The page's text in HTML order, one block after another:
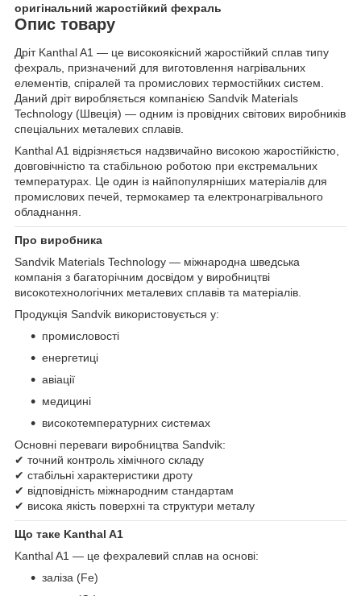
оригінальний жаростійкий фехраль
Опис товару
Дріт Kanthal A1 — це високоякісний жаростійкий сплав типу
фехраль, призначений для виготовлення нагрівальних
елементів, спіралей та промислових термостійких систем.
Даний дріт виробляється компанією Sandvik Materials
Technology (Швеція) — одним із провідних світових виробників
спеціальних металевих сплавів.
Kanthal A1 відрізняється надзвичайно високою жаростійкістю,
довговічністю та стабільною роботою при екстремальних
температурах. Це один із найпопулярніших матеріалів для
промислових печей, термокамер та електронагрівального
обладнання.
Про виробника
Sandvik Materials Technology — міжнародна шведська
компанія з багаторічним досвідом у виробництві
високотехнологічних металевих сплавів та матеріалів.
Продукція Sandvik використовується у:
промисловості
енергетиці
авіації
медицині
високотемпературних системах
Основні переваги виробництва Sandvik:
✔ точний контроль хімічного складу
✔ стабільні характеристики дроту
✔ відповідність міжнародним стандартам
✔ висока якість поверхні та структури металу
Що таке Kanthal A1
Kanthal A1 — це фехралевий сплав на основі:
заліза (Fe)